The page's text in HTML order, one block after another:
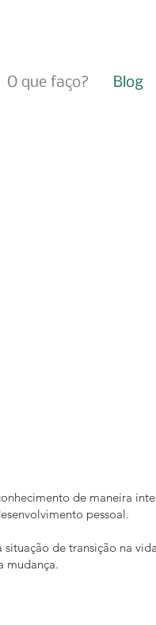
O que faço? Blog
de maneira
pessoal.
situação de transição na
mudança.